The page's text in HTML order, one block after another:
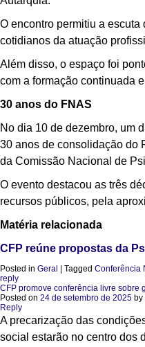
O encontro permitiu a
cotidianos da atuação
Além disso, o espaço foi
com a formação continuada
30 anos do FNAS
No dia 10 de dezembro, um
30 anos de consolidação do
da Comissão Nacional de
O evento destacou as três
recursos públicos, pela
Matéria relacionada
CFP reúne propostas da
Posted in Geral Tagged Conferência
reply
CFP promove conferência livre sobre
Posted on 24 de setembro de 2025 by
Reply
A precarização das
social estarão no centro dos